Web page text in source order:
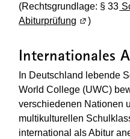
(Rechtsgrundlage: § 33
Abiturprüfung (Wird in
)
Internationales
In Deutschland lebende
World College (UWC)
verschiedenen Nationen
multikulturellen
international als Abitur